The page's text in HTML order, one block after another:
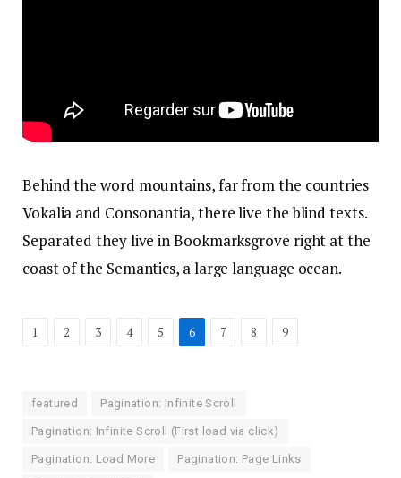
Behind the word mountains, far from the countries
Vokalia and Consonantia, there live the blind texts.
Separated they live in Bookmarksgrove right at the
coast of the Semantics, a large language ocean.
1 2 3 4 5 6 7 8 9
featured Pagination: Infinite Scroll
Pagination: Infinite Scroll (First load via click)
Pagination: Load More Pagination: Page Links